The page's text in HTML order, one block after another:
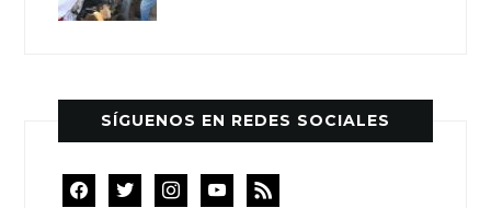
SÍGUENOS EN REDES SOCIALES
facebooktwitterinstagramyoutube
rss